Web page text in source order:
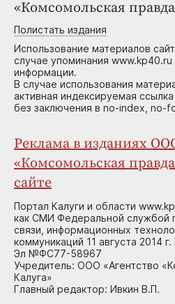
«Комсомольская
Полистать издания
Использование материалов
случае упоминания www.kp40.ru
информации.
В случае использования
активная индексируемая
без заключения в no-index, no-
Реклама в изданиях
«Комсомольская
сайте
Портал Калуги и области
как СМИ Федеральной службой
связи, информационных
коммуникаций 11 августа 2014
Эл №ФС77-58967
Учредитель: ООО «Агентство
Калуга»
Главный редактор: Ивкин В.П.